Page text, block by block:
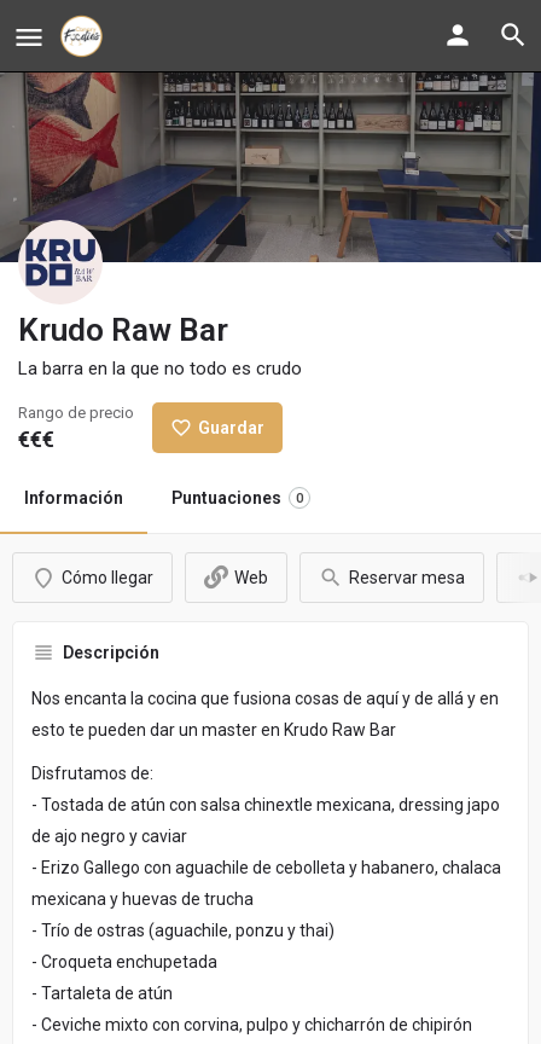
Krudo Raw Bar
La barra en la que no todo es crudo
Rango de precio
€€€ Guardar
Información Puntuaciones 0
Cómo llegar Web Reservar mesa
Descripción
Nos encanta la cocina que fusiona cosas de aquí y de allá y en
esto te pueden dar un master en Krudo Raw Bar
Disfrutamos de:
- Tostada de atún con salsa chinextle mexicana, dressing japo
de ajo negro y caviar
- Erizo Gallego con aguachile de cebolleta y habanero, chalaca
mexicana y huevas de trucha
- Trío de ostras (aguachile, ponzu y thai)
- Croqueta enchupetada
- Tartaleta de atún
- Ceviche mixto con corvina, pulpo y chicharrón de chipirón